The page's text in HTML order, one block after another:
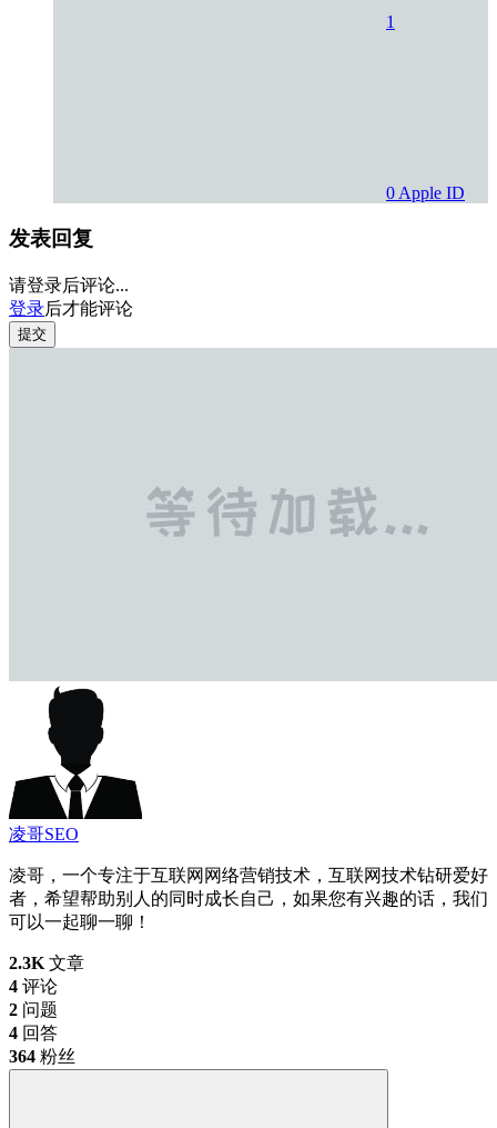
1
0 Apple ID
发表回复
请登录后评论...
登录后才能评论
提交
凌哥SEO
凌哥，一个专注于互联网网络营销技术，互联网技术钻研爱好
者，希望帮助别人的同时成长自己，如果您有兴趣的话，我们
可以一起聊一聊！
2.3K 文章
4 评论
2 问题
4 回答
364 粉丝